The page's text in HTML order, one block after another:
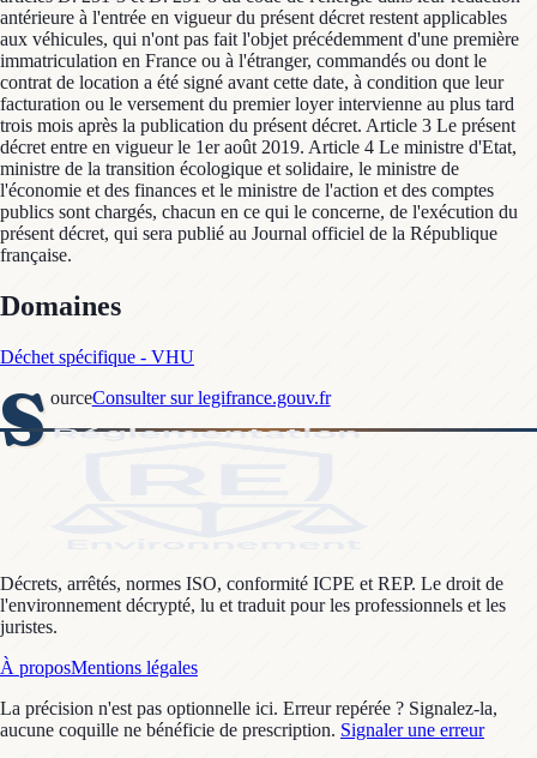
antérieure à l'entrée en vigueur du présent décret restent applicables
aux véhicules, qui n'ont pas fait l'objet précédemment d'une première
immatriculation en France ou à l'étranger, commandés ou dont le
contrat de location a été signé avant cette date, à condition que leur
facturation ou le versement du premier loyer intervienne au plus tard
trois mois après la publication du présent décret. Article 3 Le présent
décret entre en vigueur le 1er août 2019. Article 4 Le ministre d'Etat,
ministre de la transition écologique et solidaire, le ministre de
l'économie et des finances et le ministre de l'action et des comptes
publics sont chargés, chacun en ce qui le concerne, de l'exécution du
présent décret, qui sera publié au Journal officiel de la République
française.
Domaines
Déchet spécifique - VHU
S ourceConsulter sur legifrance.gouv.fr
Décrets, arrêtés, normes ISO, conformité ICPE et REP. Le droit de
l'environnement décrypté, lu et traduit pour les professionnels et les
juristes.
À proposMentions légales
La précision n'est pas optionnelle ici. Erreur repérée ? Signalez-la,
aucune coquille ne bénéficie de prescription. Signaler une erreur